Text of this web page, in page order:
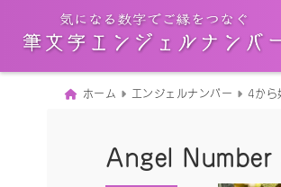
ホーム エンジェルナンバー 4から
Angel